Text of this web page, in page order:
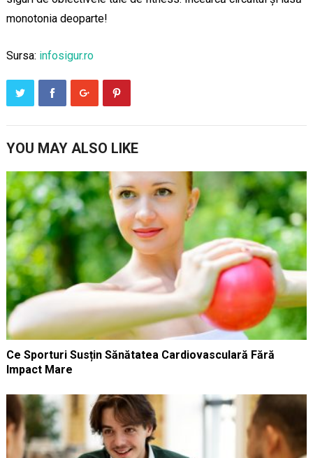
monotonia deoparte!
Sursa: infosigur.ro
YOU MAY ALSO LIKE
Ce Sporturi Susțin Sănătatea Cardiovasculară Fără
Impact Mare